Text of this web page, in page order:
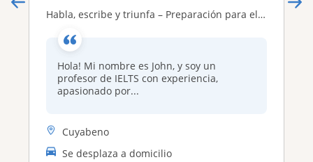
Habla, escribe y triunfa – Preparación para el IELTS con John
Hola! Mi nombre es John, y soy un
profesor de IELTS con experiencia,
apasionado por...
Cuyabeno
Se desplaza a domicilio